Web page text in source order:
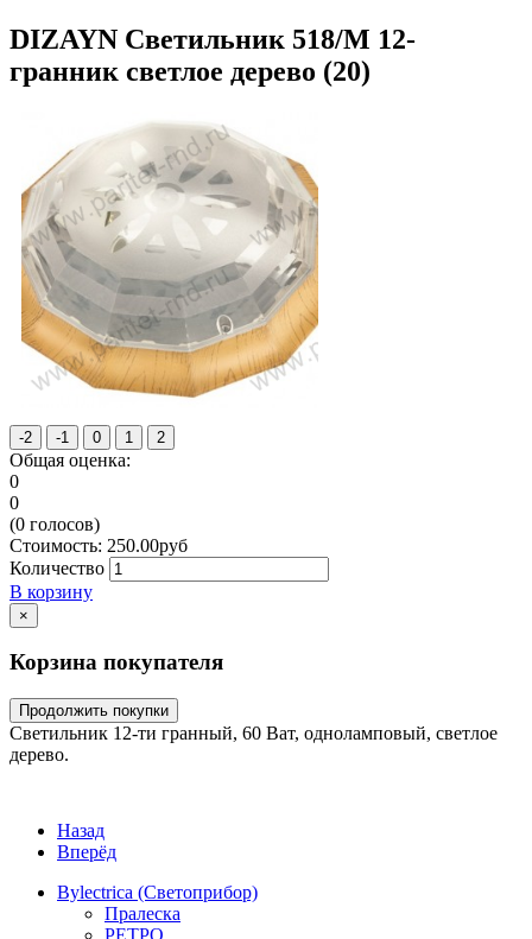
DIZAYN Светильник 518/M 12-
гранник светлое дерево (20)
Общая оценка:
0
0
(0 голосов)
Стоимость: 250.00руб
Количество
В корзину
×
Корзина покупателя
Продолжить покупки
Светильник 12-ти гранный, 60 Ват, одноламповый, светлое
дерево.
Назад
Вперёд
Bylectrica (Светоприбор)
Пралеска
РЕТРО